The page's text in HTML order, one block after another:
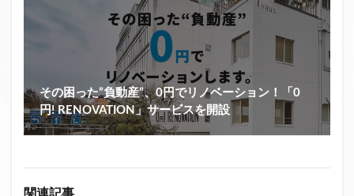
その困った”負動産”、0円でリノベーション！「0
円! RENOVATION」サービスを開設